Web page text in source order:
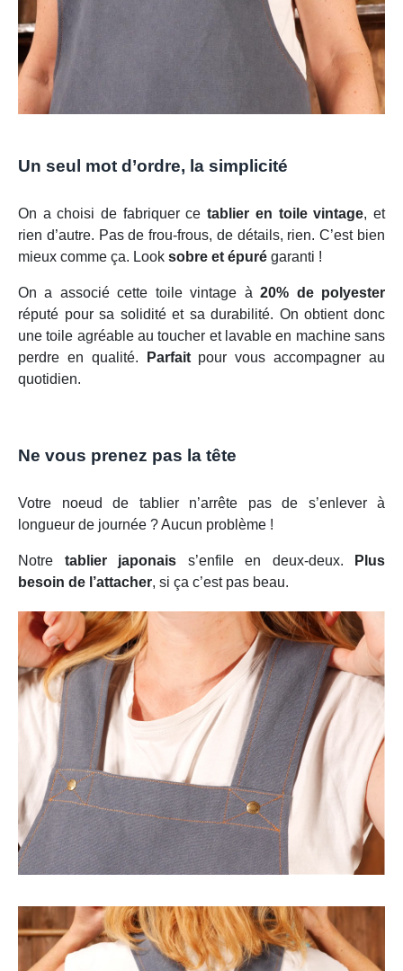
Un seul mot d’ordre, la simplicité
On a choisi de fabriquer cetablier en toile vintage, et
rien d’autre. Pas de frou-frous, de détails, rien. C’est bien
mieux comme ça. Look sobre et épuré garanti !
On a associé cette toile vintage à20% de polyester
réputé pour sa solidité et sa durabilité. On obtient donc
une toile agréable au toucher et lavable en machine sans
perdre en qualité.
Parfaitpour vous accompagner au
quotidien.
Ne vous prenez pas la tête
Votre noeud de tablier n’arrête pas de s’enlever à
longueur de journée ? Aucun problème !
Notre tablier japonais s’enfile en deux-deux.
Plus
besoin de l’attacher, si ça c’est pas beau.